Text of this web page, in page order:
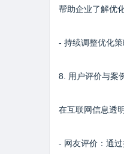
帮助企业了解优
- 持续调整优化
8. 用户评价与案
在互联网信息透
- 网友评价：通